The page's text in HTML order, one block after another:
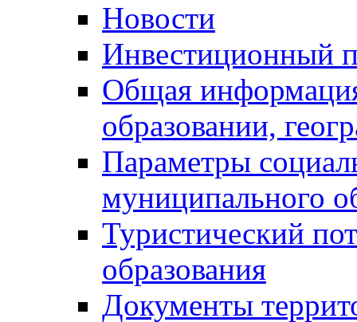
Новости
Инвестиционный
Общая
образовании,
Параметры
муниципального
Туристический
образования
Документы